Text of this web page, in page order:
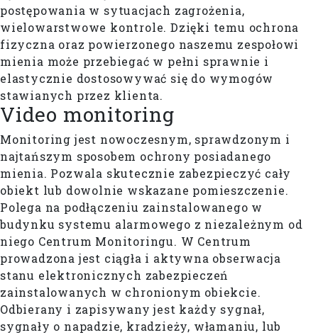
postępowania w sytuacjach zagrożenia,
wielowarstwowe kontrole. Dzięki temu ochrona
fizyczna oraz powierzonego naszemu zespołowi
mienia może przebiegać w pełni sprawnie i
elastycznie dostosowywać się do wymogów
stawianych przez klienta.
Video monitoring
Monitoring jest nowoczesnym, sprawdzonym i
najtańszym sposobem ochrony posiadanego
mienia. Pozwala skutecznie zabezpieczyć cały
obiekt lub dowolnie wskazane pomieszczenie.
Polega na podłączeniu zainstalowanego w
budynku systemu alarmowego z niezależnym od
niego Centrum Monitoringu. W Centrum
prowadzona jest ciągła i aktywna obserwacja
stanu elektronicznych zabezpieczeń
zainstalowanych w chronionym obiekcie.
Odbierany i zapisywany jest każdy sygnał,
sygnały o napadzie, kradzieży, włamaniu, lub